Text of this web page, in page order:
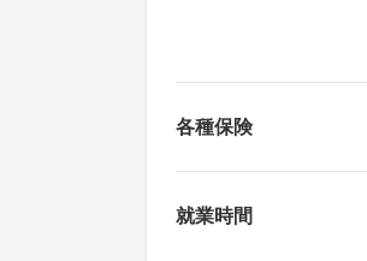
各種保険
就業時間